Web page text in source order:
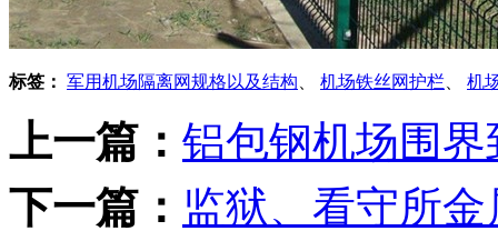
标签： 军用机场隔离网规格以及结构 机场铁丝网护栏 机
上一篇： 铝包钢机场围
下一篇： 监狱、看守所